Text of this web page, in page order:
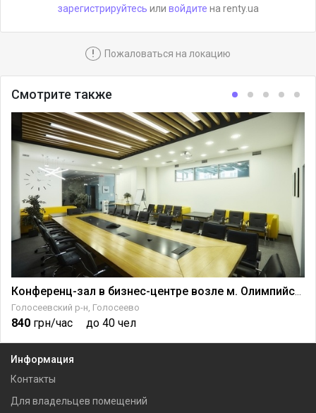
зарегистрируйтесь или войдите на renty.ua
! Пожаловаться на локацию
Смотрите также
Голосеевский р-н, Голосеево
840 грн/час до 40 чел
Информация
Контакты
Для владельцев помещений